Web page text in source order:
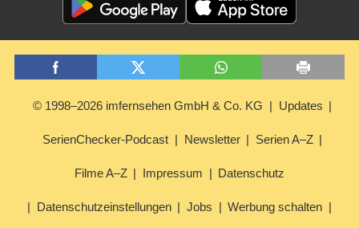
© 1998–2026 imfernsehen GmbH & Co. KG Updates
SerienChecker-Podcast Newsletter Serien A–Z
Filme A–Z Impressum Datenschutz
Datenschutzeinstellungen Jobs Werbung schalten